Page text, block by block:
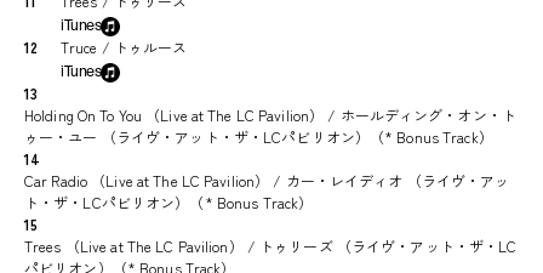
iTunes
12 Truce / トゥルース
iTunes
13
Holding On To You （Live at The LC Pavilion） / ホールディング・オン・ト
ゥー・ユー （ライヴ・アット・ザ・LCパビリオン）（* Bonus Track）
14
Car Radio （Live at The LC Pavilion） / カー・レイディオ （ライヴ・アッ
ト・ザ・LCパビリオン）（* Bonus Track）
15
Trees （Live at The LC Pavilion） / トゥリーズ （ライヴ・アット・ザ・LC
パビリオン）（* Bonus Track）